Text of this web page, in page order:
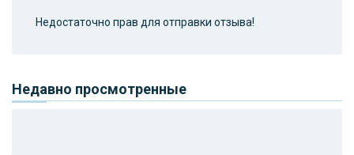
Недостаточно прав для отправки отзыва!
Недавно просмотренные